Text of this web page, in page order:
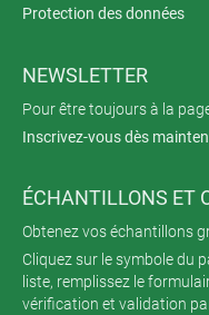
Protection des données
NEWSLETTER
Pour être toujours à la
Inscrivez-vous dès
ÉCHANTILLONS ET
Obtenez vos échantillons
Cliquez sur le symbole du
liste, remplissez le
vérification et validation